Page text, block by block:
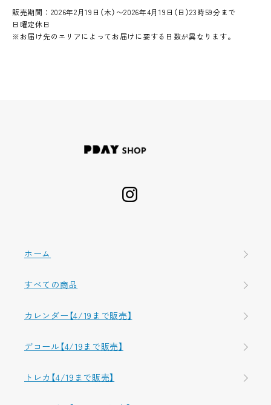
販売期間：2026年2月19日（木）〜2026年4月19日（日）23時59分まで
日曜定休日
※お届け先のエリアによってお届けに要する日数が異なります。
ホーム
すべての商品
カレンダー【4/19まで販売】
デコール【4/19まで販売】
トレカ【4/19まで販売】